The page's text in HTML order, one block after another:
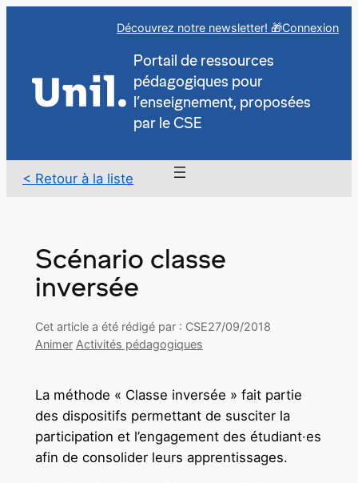
Découvrez notre newsletter! 🎁Connexion
Portail de ressources
pédagogiques pour
l’enseignement, proposées
par le CSE
< Retour à la liste
Scénario classe
inversée
Cet article a été rédigé par : CSE27/09/2018
Animer Activités pédagogiques
La méthode « Classe inversée » fait partie
des dispositifs permettant de susciter la
participation et l’engagement des étudiant·es
afin de consolider leurs apprentissages.